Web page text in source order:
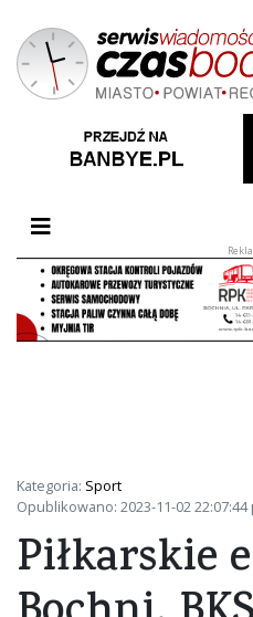
Przełącz nawigację
Kategoria: Sport
Opublikowano: 2023-11-02
Piłkarskie